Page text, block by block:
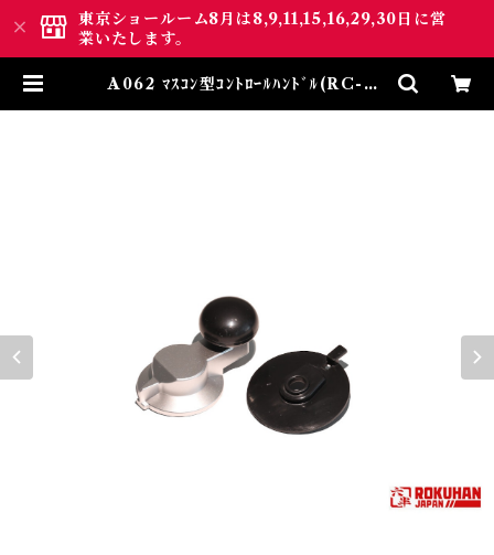
東京ショールーム8月は8,9,11,15,16,29,30日に営
業いたします。
A062 ﾏｽｺﾝ型ｺﾝﾄﾛｰﾙﾊﾝﾄﾞﾙ(RC-02